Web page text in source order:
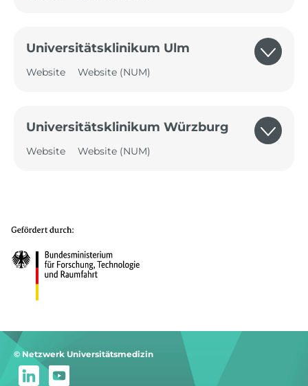
Universitätsklinikum Ulm
Website Website (NUM)
Universitätsklinikum Würzburg
Website Website (NUM)
© Netzwerk Universitätsmedizin